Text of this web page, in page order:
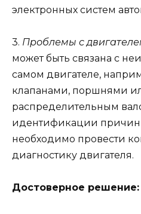
электронных систем
3. Проблемы с
может быть связана с
самом двигателе,
клапанами, поршнями
распределительным
идентификации
необходимо провести
диагностику двигателя.
Достоверное решение: